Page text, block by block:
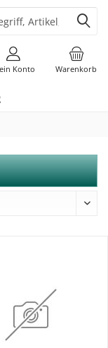
Warenkorb
Konto